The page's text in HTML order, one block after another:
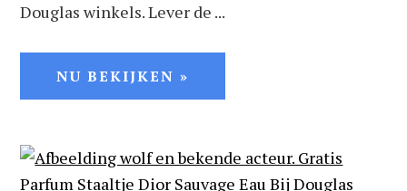
Douglas winkels. Lever de ...
NU BEKIJKEN »